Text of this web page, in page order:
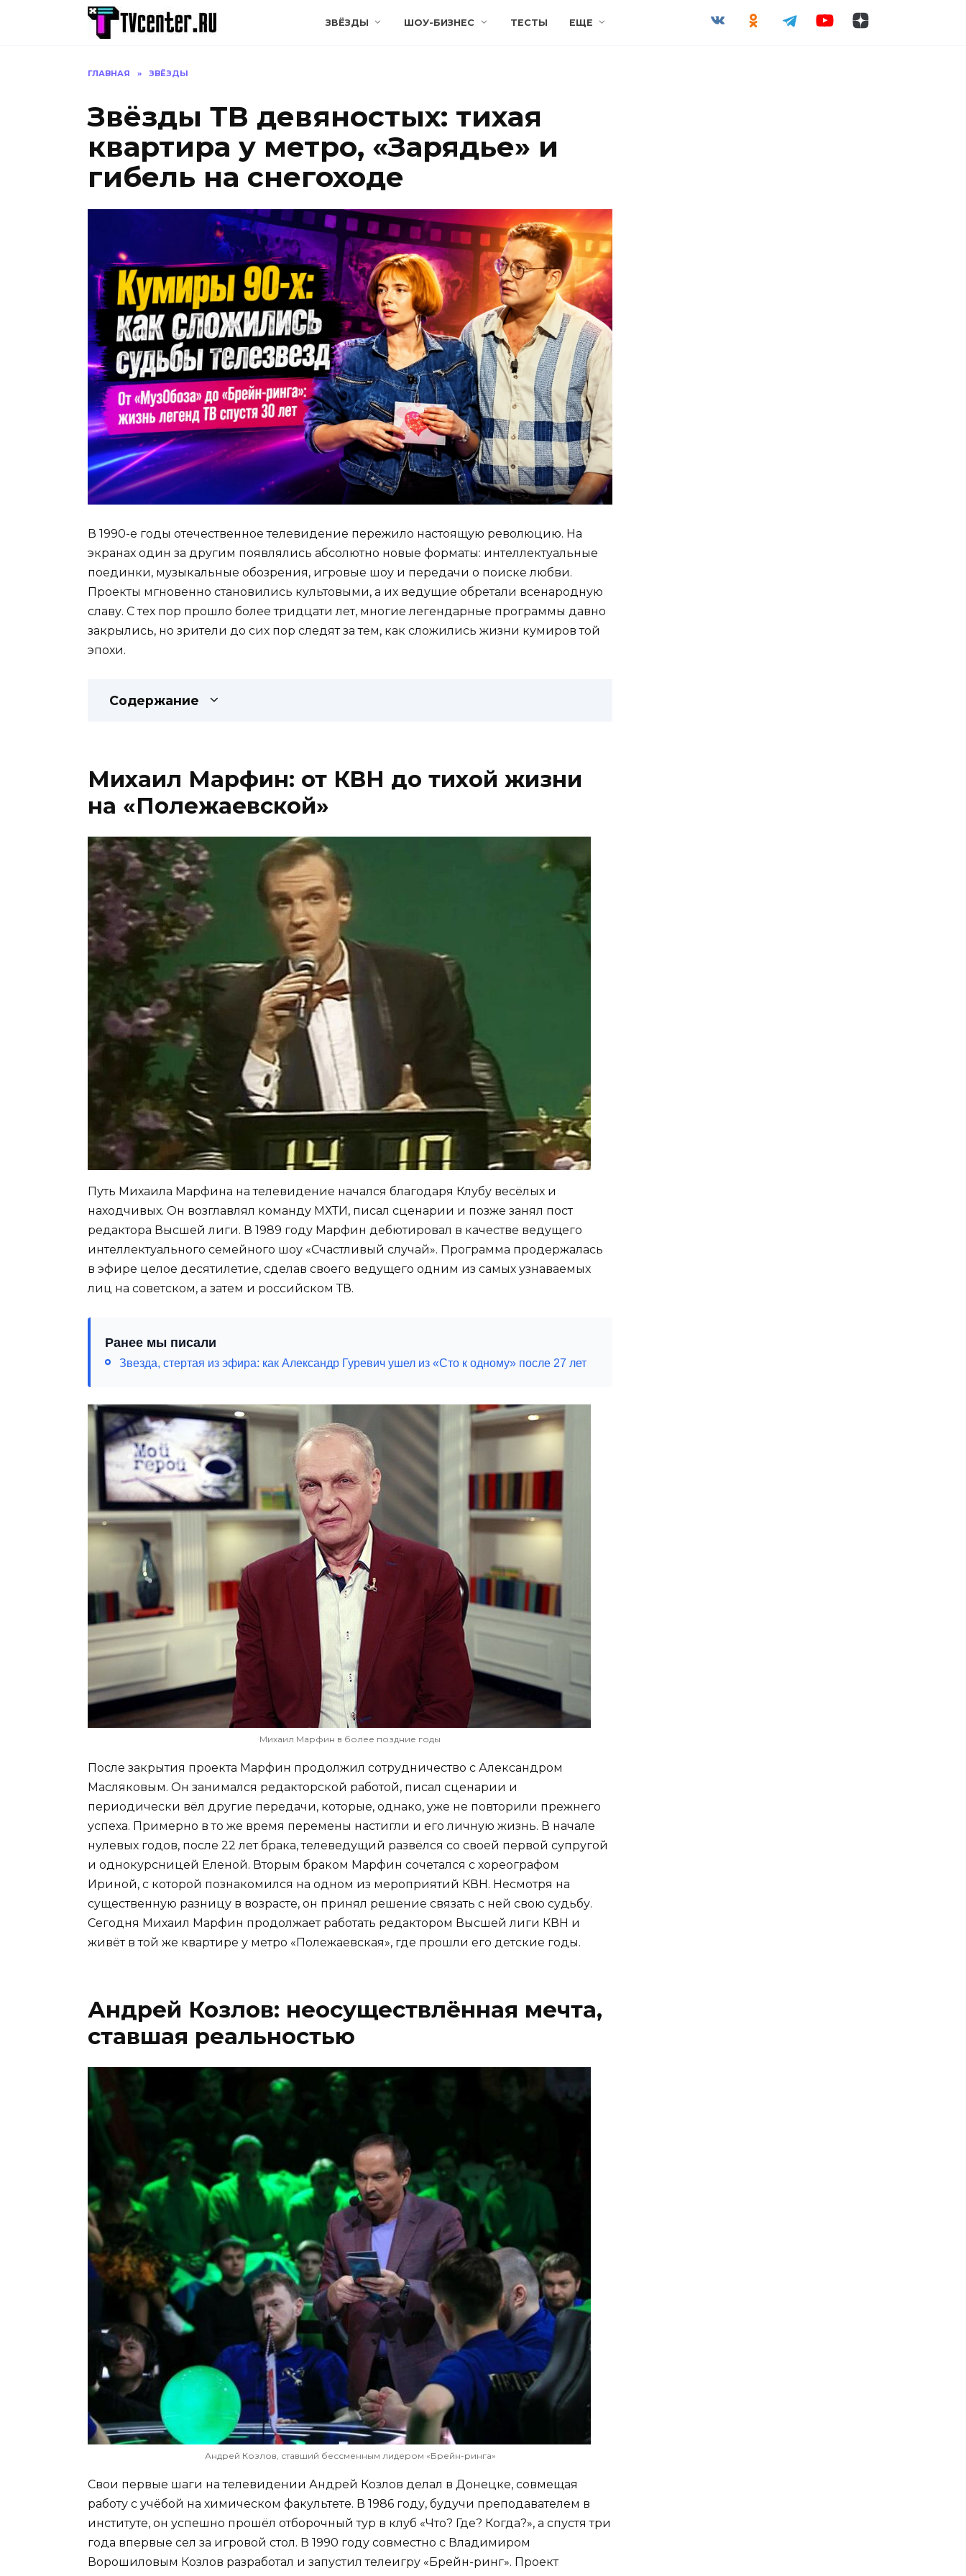
ЗВЁЗДЫ ШОУ-БИЗНЕС ТЕСТЫ ЕЩЕ
ГЛАВНАЯ » ЗВЁЗДЫ
Звёзды ТВ девяностых: тихая
квартира у метро, «Зарядье» и
гибель на снегоходе
В 1990-е годы отечественное телевидение пережило настоящую революцию. На
экранах один за другим появлялись абсолютно новые форматы: интеллектуальные
поединки, музыкальные обозрения, игровые шоу и передачи о поиске любви.
Проекты мгновенно становились культовыми, а их ведущие обретали всенародную
славу. С тех пор прошло более тридцати лет, многие легендарные программы давно
закрылись, но зрители до сих пор следят за тем, как сложились жизни кумиров той
эпохи.
Содержание
Михаил Марфин: от КВН до тихой жизни
на «Полежаевской»
Путь Михаила Марфина на телевидение начался благодаря Клубу весёлых и
находчивых. Он возглавлял команду МХТИ, писал сценарии и позже занял пост
редактора Высшей лиги. В 1989 году Марфин дебютировал в качестве ведущего
интеллектуального семейного шоу «Счастливый случай». Программа продержалась
в эфире целое десятилетие, сделав своего ведущего одним из самых узнаваемых
лиц на советском, а затем и российском ТВ.
Ранее мы писали
Звезда, стертая из эфира: как Александр Гуревич ушел из «Сто к одному» после 27 лет
Михаил Марфин в более поздние годы
После закрытия проекта Марфин продолжил сотрудничество с Александром
Масляковым. Он занимался редакторской работой, писал сценарии и
периодически вёл другие передачи, которые, однако, уже не повторили прежнего
успеха. Примерно в то же время перемены настигли и его личную жизнь. В начале
нулевых годов, после 22 лет брака, телеведущий развёлся со своей первой супругой
и однокурсницей Еленой. Вторым браком Марфин сочетался с хореографом
Ириной, с которой познакомился на одном из мероприятий КВН. Несмотря на
существенную разницу в возрасте, он принял решение связать с ней свою судьбу.
Сегодня Михаил Марфин продолжает работать редактором Высшей лиги КВН и
живёт в той же квартире у метро «Полежаевская», где прошли его детские годы.
Андрей Козлов: неосуществлённая мечта,
ставшая реальностью
Андрей Козлов, ставший бессменным лидером «Брейн-ринга»
Свои первые шаги на телевидении Андрей Козлов делал в Донецке, совмещая
работу с учёбой на химическом факультете. В 1986 году, будучи преподавателем в
институте, он успешно прошёл отборочный тур в клуб «Что? Где? Когда?», а спустя три
года впервые сел за игровой стол. В 1990 году совместно с Владимиром
Ворошиловым Козлов разработал и запустил телеигру «Брейн-ринг». Проект